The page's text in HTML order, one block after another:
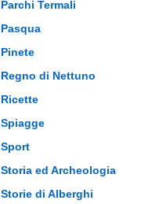
Parchi Termali
Pasqua
Pinete
Regno di Nettuno
Ricette
Spiagge
Sport
Storia ed Archeologia
Storie di Alberghi